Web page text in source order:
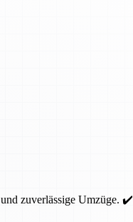
zuverlässige Umzüge. ✔️